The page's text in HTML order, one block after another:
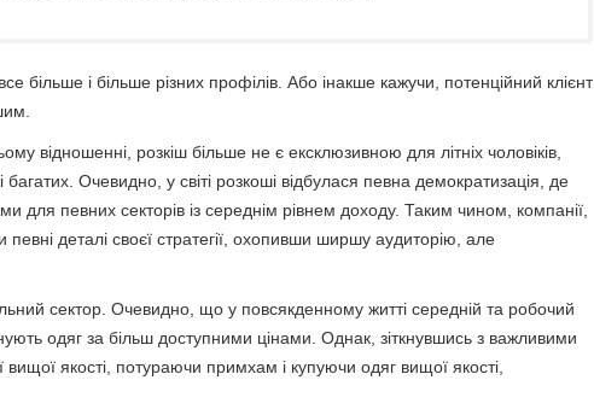
більше і більше різних профілів. Або інакше кажучи, потенційний клієнт
відношенні, розкіш більше не є ексклюзивною для літніх чоловіків,
Очевидно, у світі розкоші відбулася певна демократизація, де
для певних секторів із середнім рівнем доходу. Таким чином, компанії,
певні деталі своєї стратегії, охопивши ширшу аудиторію, але
сектор. Очевидно, що у повсякденному житті середній та робочий
одяг за більш доступними цінами. Однак, зіткнувшись з важливими
якості, потураючи примхам і купуючи одяг вищої якості,